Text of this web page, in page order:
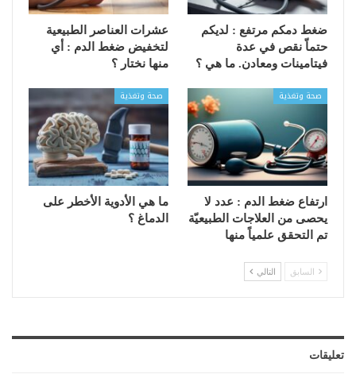
ضغط دمكم مرتفع : لديكم
حتماّ نقص في عدة
فيتامينات ومعادن. ما هي ؟
عشرات العناصر الطبيعية
لتخفيض ضغط الدم : أي
منها نختار ؟
صحة وتغذية
ارتفاع ضغط الدم : عدد لا
يحصى من العلاجات الطبيعيّة
تم التحقق علمياً منها
صحة وتغذية
ما هي الأدوية الأخطر على
الدماغ ؟
السابق التالي
تعليقات